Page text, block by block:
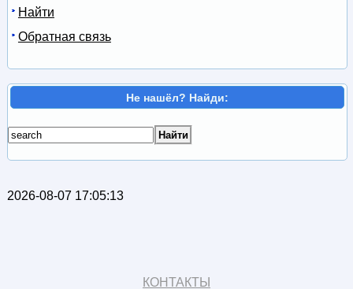
Найти
Обратная связь
Не нашёл? Найди:
2026-08-07 17:05:13
КОНТАКТЫ